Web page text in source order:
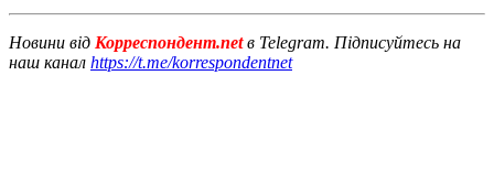
Новини від Корреспондент.netв Telegram. Підписуйтесь на
наш канал https://t.me/korrespondentnet